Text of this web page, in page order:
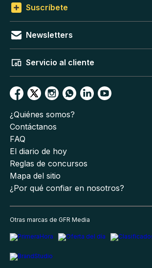
Suscríbete
Newsletters
Servicio al cliente
¿Quiénes somos?
Contáctanos
FAQ
El diario de hoy
Reglas de concursos
Mapa del sitio
¿Por qué confiar en nosotros?
Otras marcas de GFR Media